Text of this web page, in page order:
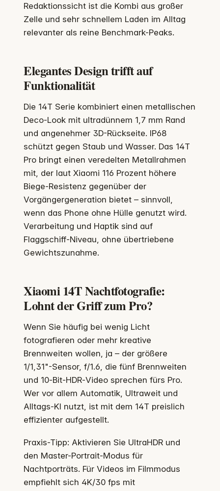
Redaktionssicht ist die Kombi aus großer
Zelle und sehr schnellem Laden im Alltag
relevanter als reine Benchmark-Peaks.
Elegantes Design trifft auf
Funktionalität
Die 14T Serie kombiniert einen metallischen
Deco-Look mit ultradünnem 1,7 mm Rand
und angenehmer 3D-Rückseite. IP68
schützt gegen Staub und Wasser. Das 14T
Pro bringt einen veredelten Metallrahmen
mit, der laut Xiaomi 116 Prozent höhere
Biege-Resistenz gegenüber der
Vorgängergeneration bietet – sinnvoll,
wenn das Phone ohne Hülle genutzt wird.
Verarbeitung und Haptik sind auf
Flaggschiff-Niveau, ohne übertriebene
Gewichtszunahme.
Xiaomi 14T Nachtfotografie:
Lohnt der Griff zum Pro?
Wenn Sie häufig bei wenig Licht
fotografieren oder mehr kreative
Brennweiten wollen, ja – der größere
1/1,31"-Sensor, f/1.6, die fünf Brennweiten
und 10‑Bit‑HDR‑Video sprechen fürs Pro.
Wer vor allem Automatik, Ultraweit und
Alltags-KI nutzt, ist mit dem 14T preislich
effizienter aufgestellt.
Praxis-Tipp: Aktivieren Sie UltraHDR und
den Master-Portrait-Modus für
Nachtporträts. Für Videos im Filmmodus
empfiehlt sich 4K/30 fps mit